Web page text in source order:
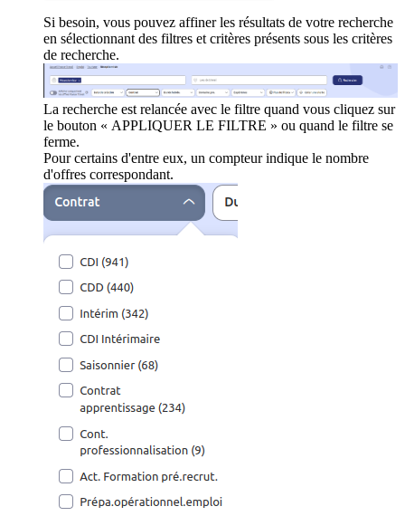
Si besoin, vous pouvez affiner les résultats de votre recherche
en sélectionnant des filtres et critères présents sous les critères
de recherche.
La recherche est relancée avec le filtre quand vous cliquez sur
le bouton « APPLIQUER LE FILTRE » ou quand le filtre se
ferme.
Pour certains d'entre eux, un compteur indique le nombre
d'offres correspondant.